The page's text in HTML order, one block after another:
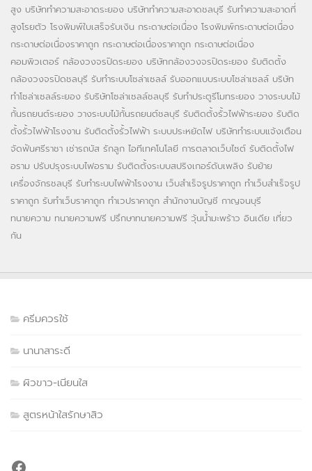
สูง บริษัททำความสะอาดระยอง บริษัททำความสะอาดชลบุรี รับทำความสะอาดที่
สูงโรยตัว โรงพิมพ์ใบเสร็จรับเงิน กระดาษต่อเนื่อง โรงพิมพ์กระดาษต่อเนื่อง
กระดาษต่อเนื่องราคาถูก กระดาษต่อเนื่องราคาถูก กระดาษต่อเนื่อง
คอมพิวเตอร์ กล้องวงจรปิดระยอง บริษัทกล้องวงจรปิดระยอง รับติดตั้ง
กล้องวงจรปิดชลบุรี รับทำระบบโซล่าเซลล์ รับออกแบบระบบโซล่าเซลล์ บริษัท
ทำโซล่าเซลล์ระยอง รับริษัทโซล่าเซลล์ชลบุรี รับทำประตูรีโมทระยอง วางระบบไม้
กั้นรถยนต์ระยอง วางระบบไม้กั้นรถยนต์ชลบุรี รับติดตั้งรั้วไฟฟ้าระยอง รับติด
ตั้งรั้วไฟฟ้าโรงงาน รับติดตั้งรั้วไฟฟ้า ระบบประหยัดไฟ บริษัททำระบบแจ้งเตือน
จัดฟันศรีราชา เช่ารถบัส รักลูก ไอทีเทคโนโลยี การตลาดเว็บไซต์ รับติดตั้งไฟ
อราม ปรับปรุงระบบไฟอราม รับติดตั้งระบบสปริงเกอร์ดับเพลิง รับย้าย
เครื่องจักรชลบุรี รับทำระบบไฟฟ้าโรงงาน เว็บสำเร็จรูปราคาถูก ทำเว็บสำเร็จรูป
ราคาถูก รับทำเว็บราคาถูก ทำเวปราคาถูก สำนักงานบัญชี กาญจนบุรี
ทนายความ ทนายความฟรี ปรึกษาทนายความฟรี วุ้นน้ำมะพร้าว อินเดีย เที่ยว
กัน
ครีมควรใช้
นานาสาระดี
ผิวขาว-เนียนใส
สูตรหน้าใสรักษาสิว